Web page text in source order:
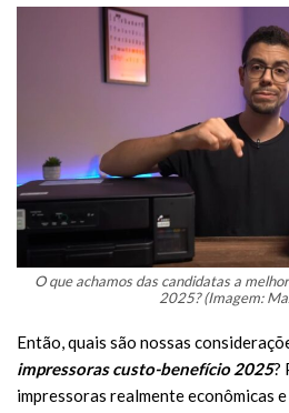
O que achamos das candidatas a
2025? (Imagem:
Então, quais são nossas
impressoras custo-benefício 2025?
impressoras realmente econômicas